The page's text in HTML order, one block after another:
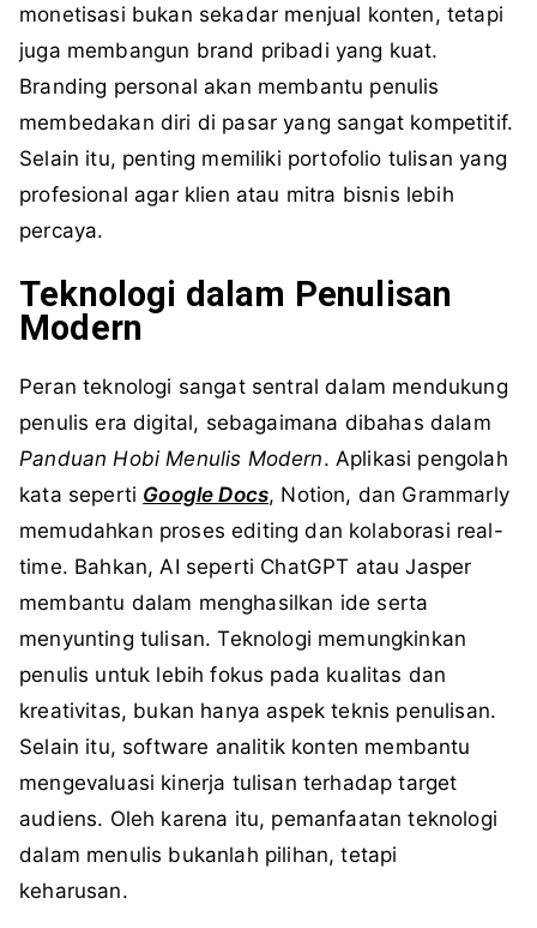
monetisasi bukan sekadar menjual konten, tetapi
juga membangun brand pribadi yang kuat.
Branding personal akan membantu penulis
membedakan diri di pasar yang sangat kompetitif.
Selain itu, penting memiliki portofolio tulisan yang
profesional agar klien atau mitra bisnis lebih
percaya.
Teknologi dalam Penulisan
Modern
Peran teknologi sangat sentral dalam mendukung
penulis era digital, sebagaimana dibahas dalam
Panduan Hobi Menulis Modern. Aplikasi pengolah
kata seperti Google Docs, Notion, dan Grammarly
memudahkan proses editing dan kolaborasi real-
time. Bahkan, AI seperti ChatGPT atau Jasper
membantu dalam menghasilkan ide serta
menyunting tulisan. Teknologi memungkinkan
penulis untuk lebih fokus pada kualitas dan
kreativitas, bukan hanya aspek teknis penulisan.
Selain itu, software analitik konten membantu
mengevaluasi kinerja tulisan terhadap target
audiens. Oleh karena itu, pemanfaatan teknologi
dalam menulis bukanlah pilihan, tetapi
keharusan.